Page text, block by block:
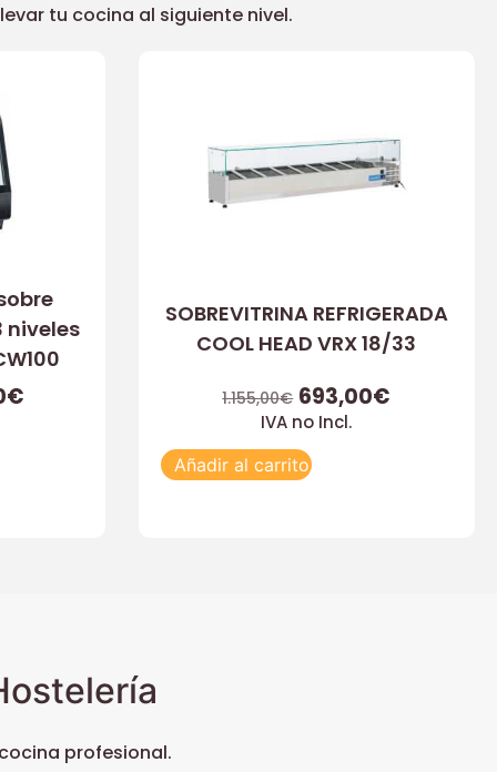
tu cocina al siguiente nivel.
niveles
€
SOBREVITRINA REFRIGERADA
COOL HEAD VRX 18/33
1.155,00€ 693,00€
IVA no Incl.
Añadir al carrito
profesional.